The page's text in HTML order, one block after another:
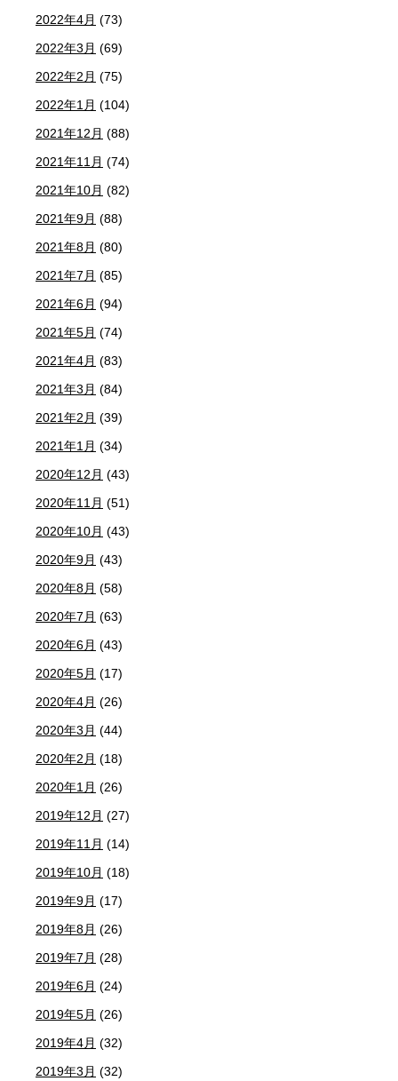
2022年4月 (73)
2022年3月 (69)
2022年2月 (75)
2022年1月 (104)
2021年12月 (88)
2021年11月 (74)
2021年10月 (82)
2021年9月 (88)
2021年8月 (80)
2021年7月 (85)
2021年6月 (94)
2021年5月 (74)
2021年4月 (83)
2021年3月 (84)
2021年2月 (39)
2021年1月 (34)
2020年12月 (43)
2020年11月 (51)
2020年10月 (43)
2020年9月 (43)
2020年8月 (58)
2020年7月 (63)
2020年6月 (43)
2020年5月 (17)
2020年4月 (26)
2020年3月 (44)
2020年2月 (18)
2020年1月 (26)
2019年12月 (27)
2019年11月 (14)
2019年10月 (18)
2019年9月 (17)
2019年8月 (26)
2019年7月 (28)
2019年6月 (24)
2019年5月 (26)
2019年4月 (32)
2019年3月 (32)